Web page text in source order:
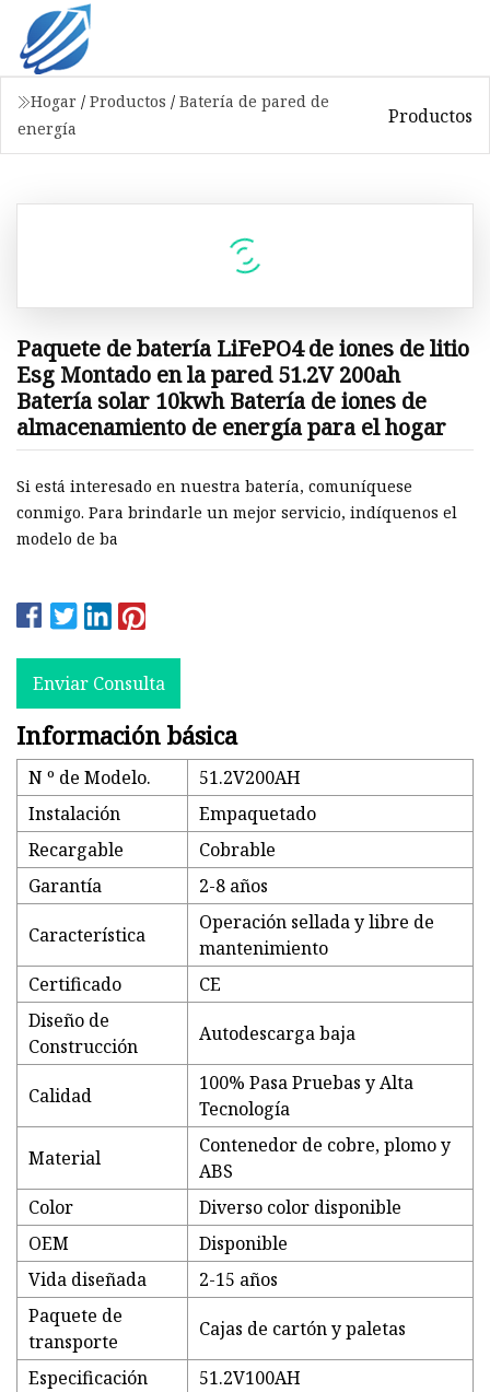
Hogar / Productos / Batería de pared de
energía
Productos
Paquete de batería LiFePO4 de iones de litio
Esg Montado en la pared 51.2V 200ah
Batería solar 10kwh Batería de iones de
almacenamiento de energía para el hogar
Si está interesado en nuestra batería, comuníquese
conmigo. Para brindarle un mejor servicio, indíquenos el
modelo de ba
Enviar Consulta
Información básica
N º de Modelo.
51.2V200AH
Instalación
Empaquetado
Recargable
Cobrable
Garantía
2-8 años
Característica
Operación sellada y libre de
mantenimiento
Certificado
CE
Diseño de
Construcción
Autodescarga baja
Calidad
100% Pasa Pruebas y Alta
Tecnología
Material
Contenedor de cobre, plomo y
ABS
Color
Diverso color disponible
OEM
Disponible
Vida diseñada
2-15 años
Paquete de
transporte
Cajas de cartón y paletas
Especificación
51.2V100AH